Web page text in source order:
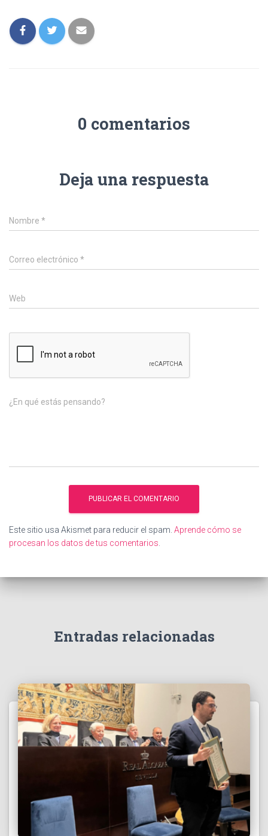
0 comentarios
Deja una respuesta
Nombre *
Correo electrónico *
Web
¿En qué estás pensando?
Este sitio usa Akismet para reducir el spam. Aprende cómo se
procesan los datos de tus comentarios
Entradas relacionadas